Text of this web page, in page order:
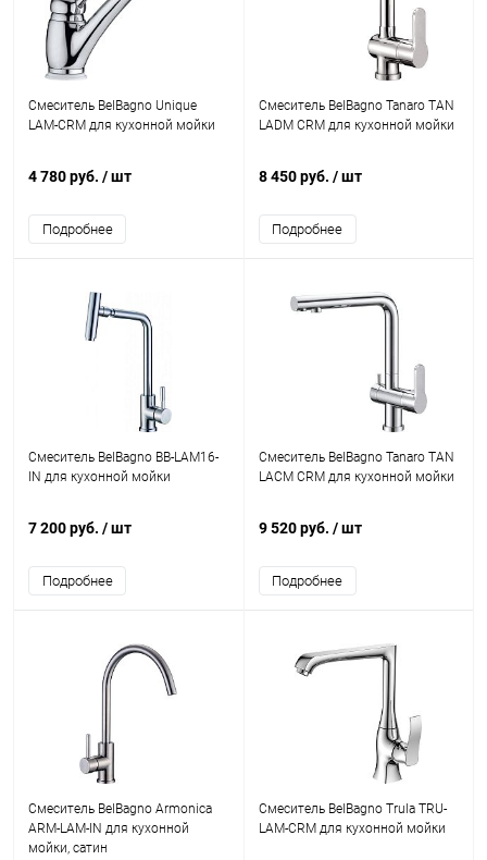
Смеситель BelBagno Unique
LAM-CRM для кухонной мойки
4 780 руб. / шт
Подробнее
Смеситель BelBagno Tanaro TAN
LADM CRM для кухонной мойки
8 450 руб. / шт
Подробнее
Смеситель BelBagno BB-LAM16-
IN для кухонной мойки
7 200 руб. / шт
Подробнее
Смеситель BelBagno Tanaro TAN
LACM CRM для кухонной мойки
9 520 руб. / шт
Подробнее
Смеситель BelBagno Armonica
ARM-LAM-IN для кухонной
мойки, сатин
Смеситель BelBagno Trula TRU-
LAM-CRM для кухонной мойки